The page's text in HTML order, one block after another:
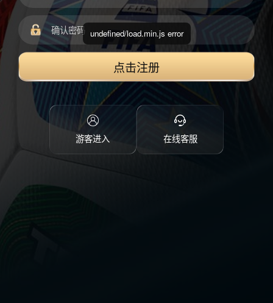
点击注册
游客进入 在线客服
undefined/load.min.js error